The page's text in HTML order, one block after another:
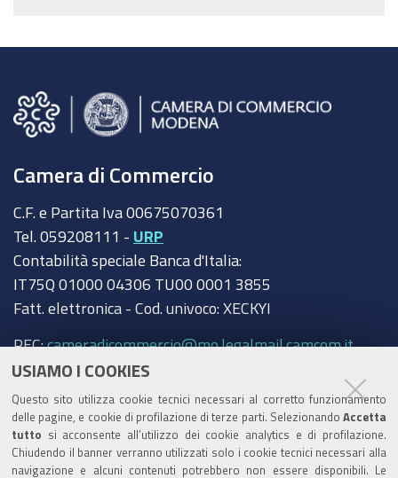
USIAMO I COOKIES
Questo sito utilizza cookie tecnici necessari al corretto funzionamento
delle pagine, e cookie di profilazione di terze parti. Selezionando Accetta
tutto si acconsente all’utilizzo dei cookie analytics e di profilazione.
Chiudendo il banner verranno utilizzati solo i cookie tecnici necessari alla
navigazione e alcuni contenuti potrebbero non essere disponibili. Le
Camera di Commercio
C.F. e Partita Iva 00675070361
Tel. 059208111 - URP
Contabilità speciale Banca d'Italia:
IT75Q 01000 04306 TU00 0001 3855
Fatt. elettronica - Cod. univoco: XECKYI
PEC:cameradicommercio@mo.legalmail.camcom.it
Trasparenza
Amministrazione trasparente
Albo Camerale